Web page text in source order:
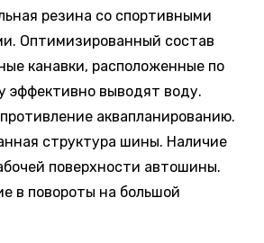
резина со спортивными
Оптимизированный состав
канавки, расположенные по
эффективно выводят воду.
аквапланированию.
структура шины. Наличие
поверхности автошины.
в повороты на большой